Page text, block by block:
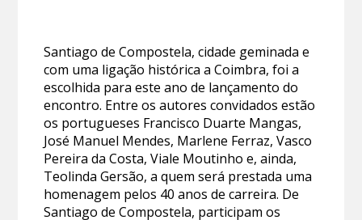
Santiago de Compostela, cidade geminada e
com uma ligação histórica a Coimbra, foi a
escolhida para este ano de lançamento do
encontro. Entre os autores convidados estão
os portugueses Francisco Duarte Mangas,
José Manuel Mendes, Marlene Ferraz, Vasco
Pereira da Costa, Viale Moutinho e, ainda,
Teolinda Gersão, a quem será prestada uma
homenagem pelos 40 anos de carreira. De
Santiago de Compostela, participam os